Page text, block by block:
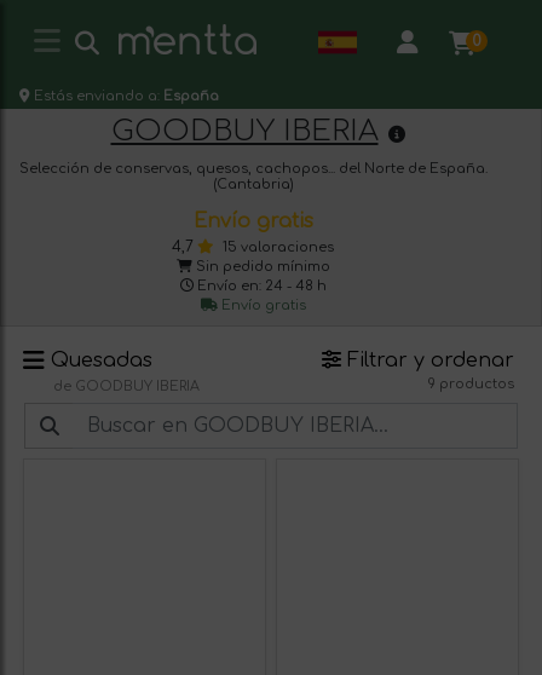
0
Estás enviando a: España
GOODBUY IBERIA
Selección de conservas, quesos, cachopos... del Norte de España.
(Cantabria)
Envío gratis
4,7
15 valoraciones
Sin pedido mínimo
Envío en: 24 - 48 h
Envío gratis
Quesadas
de GOODBUY IBERIA
Filtrar y ordenar
9 productos